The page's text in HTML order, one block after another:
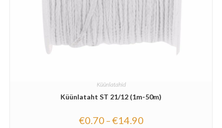
Küünlatahid
Küünlataht ST 21/12 (1m-50m)
€0.70 –€14.90